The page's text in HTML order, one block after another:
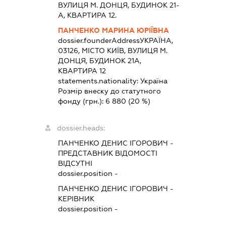
ВУЛИЦЯ М. ДОНЦЯ, БУДИНОК 21-
А, КВАРТИРА 12.
ПАНЧЕНКО МАРИНА ЮРІЇВНА
dossier.founderAddressУКРАЇНА,
03126, МІСТО КИЇВ, ВУЛИЦЯ М.
ДОНЦЯ, БУДИНОК 21А,
КВАРТИРА 12
statements.nationality:Україна
Розмір внеску до статутного
фонду (грн.): 6 880 (20 %)
dossier.heads:
ПАНЧЕНКО ДЕНИС ІГОРОВИЧ -
ПРЕДСТАВНИК ВІДОМОСТІ
ВІДСУТНІ
dossier.position -
ПАНЧЕНКО ДЕНИС ІГОРОВИЧ -
КЕРІВНИК
dossier.position -